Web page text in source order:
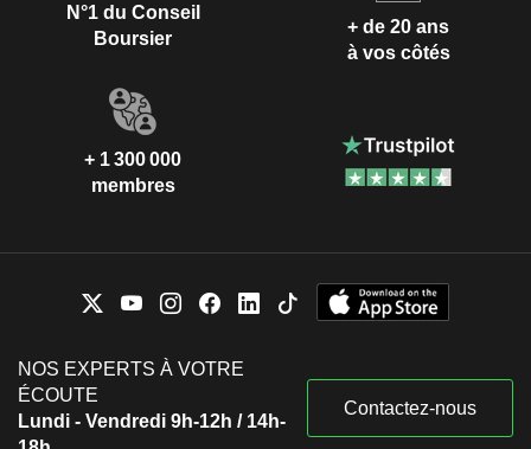
N°1 du Conseil
Boursier
+ de 20 ans
à vos côtés
+ 1 300 000
membres
NOS EXPERTS À VOTRE
ÉCOUTE
Lundi - Vendredi 9h-12h / 14h-
Contactez-nous